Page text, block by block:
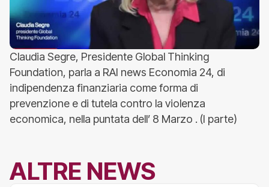
Claudia Segre, Presidente Global Thinking
Foundation, parla a RAI news Economia 24, di
indipendenza finanziaria come forma di
prevenzione e di tutela contro la violenza
economica, nella puntata dell’ 8 Marzo . (I parte)
ALTRE NEWS